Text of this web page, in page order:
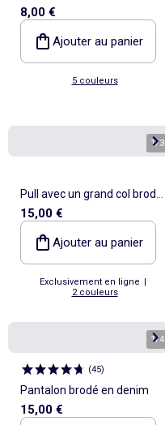
en maille côtelée
8,00 €
Ajouter au panier
5 couleurs
1/3
Pull avec un grand col brodé
fantaisie
15,00 €
Ajouter au panier
Exclusivement en ligne |
2 couleurs
1/4
(45)
Pantalon brodé en denim
15,00 €